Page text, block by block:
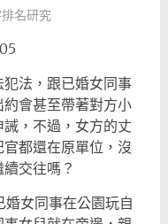
名研究
法，跟已婚女同事
會甚至帶著對方小
，不過，女方的丈
都還在原單位，沒
交往嗎？
女同事在公園玩自